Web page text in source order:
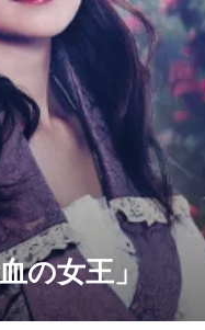
の女王」